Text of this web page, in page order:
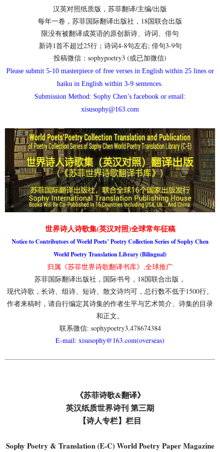
汉英对照纸质版，苏菲翻译/主编/出版
每年一卷，苏菲国际翻译出版社，18国联合出版
限没有被翻译成英语的原创新诗、诗词、俳句
新诗1首不超过25行；诗词4-8句左右; 俳句3-9句
投稿微信：sophypoetry3 (或已加微信)
Please submit 5-10 masterpiece of free verses in English within 25 lines or
haiku in English within 3-9 sentences.
Submission Method: Sophy Chen’s facebook or email:
xisusophy@163.com
世界诗人诗歌集(英汉对照)全球常年征稿
Notice to Contributors of World Poets’ Poetry Collection Series of Sophy Chen
World Poetry Translation Library (Bilingual)
归属《苏菲世界诗歌翻译书库》,全球推广
苏菲国际翻译出版社，国际书号，18国联合出版，
现代诗歌，长诗、组诗、短诗、散文诗均可，总行数不低于1500行。
作者来稿时，请自行编定其诗集的作者生平与艺术简介、诗集的目录
和正文。
联系微信: sophypoetry3,478674384
E-mail: xisusophy@163.com(overseas)
《苏菲诗歌&翻译》
英汉纸质世界诗刊 第三期
【诗人专栏】栏目
Sophy Poetry & Translation (E-C) World Poetry Paper Magazine